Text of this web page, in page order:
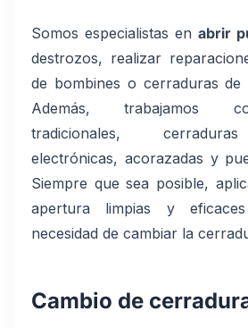
Somos especialistas en abrir
destrozos, realizar
de bombines o cerraduras de
Además, trabajamos
tradicionales,
electrónicas, acorazadas y
Siempre que sea posible,
apertura limpias y
necesidad de cambiar la
Cambio de